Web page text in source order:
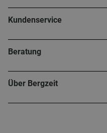
Kundenservice
Beratung
Über Bergzeit